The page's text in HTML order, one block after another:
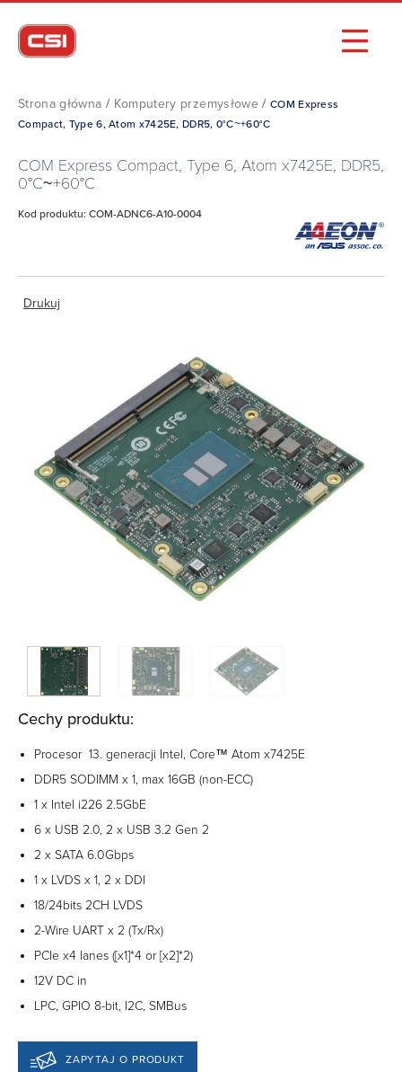
Strona główna / Komputery przemysłowe /COM Express
Compact, Type 6, Atom x7425E, DDR5, 0°C~+60°C
COM Express Compact, Type 6, Atom x7425E, DDR5,
0°C~+60°C
Kod produktu: COM-ADNC6-A10-0004
Drukuj
Cechy produktu:
Procesor 13. generacji Intel, Core™ Atom x7425E
DDR5 SODIMM x 1, max 16GB (non-ECC)
1 x Intel i226 2.5GbE
6 x USB 2.0, 2 x USB 3.2 Gen 2
2 x SATA 6.0Gbps
1 x LVDS x 1, 2 x DDI
18/24bits 2CH LVDS
2-Wire UART x 2 (Tx/Rx)
PCIe x4 lanes ([x1]*4 or [x2]*2)
12V DC in
LPC, GPIO 8-bit, I2C, SMBus
ZAPYTAJ O PRODUKT